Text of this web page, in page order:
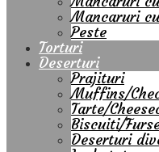
Mancaruri
Peste
Torturi
Deserturi
Prajituri
Muffins/
Tarte/
Biscuiti/
Deserturi